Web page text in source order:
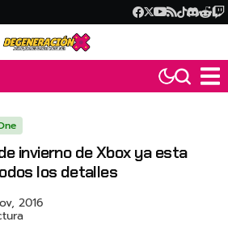
invierno de Xbox ya esta
los detalles
2016